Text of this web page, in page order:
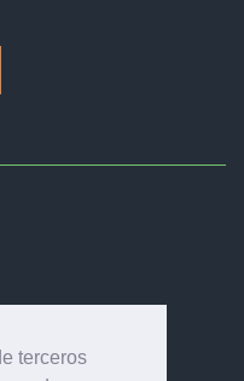
terceros